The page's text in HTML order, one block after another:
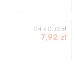
24 x 0,33 zł
7,92 zł